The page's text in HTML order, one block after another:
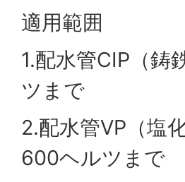
適用範囲
1.配水管CIP（
ツまで
2.配水管VP（塩
600ヘルツまで